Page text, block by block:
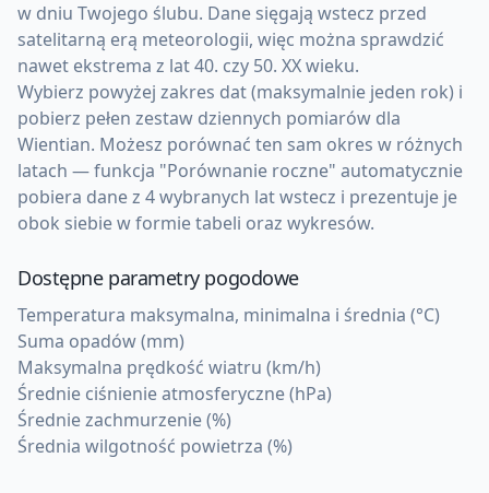
w dniu Twojego ślubu. Dane sięgają wstecz przed
satelitarną erą meteorologii, więc można sprawdzić
nawet ekstrema z lat 40. czy 50. XX wieku.
Wybierz powyżej zakres dat (maksymalnie jeden rok) i
pobierz pełen zestaw dziennych pomiarów dla
Wientian. Możesz porównać ten sam okres w różnych
latach — funkcja "Porównanie roczne" automatycznie
pobiera dane z 4 wybranych lat wstecz i prezentuje je
obok siebie w formie tabeli oraz wykresów.
Dostępne parametry pogodowe
Temperatura maksymalna, minimalna i średnia (°C)
Suma opadów (mm)
Maksymalna prędkość wiatru (km/h)
Średnie ciśnienie atmosferyczne (hPa)
Średnie zachmurzenie (%)
Średnia wilgotność powietrza (%)